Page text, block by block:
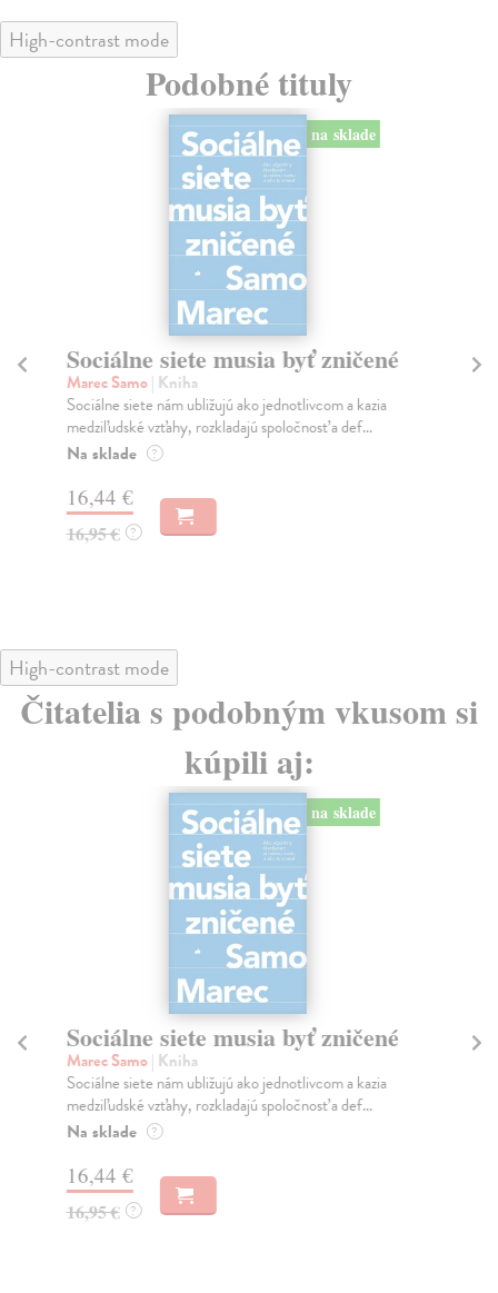
High-contrast mode
Podobné tituly
na sklade
Sociálne siete musia byť zničené
Marec Samo| Kniha
Sociálne siete nám ubližujú ako jednotlivcom a kazia
medziľudské vzťahy, rozkladajú spoločnosť a def...
Na sklade ?
16,44 €
16,95 € ?
High-contrast mode
Čitatelia s podobným vkusom si
kúpili aj:
na sklade
Sociálne siete musia byť zničené
Marec Samo| Kniha
Sociálne siete nám ubližujú ako jednotlivcom a kazia
medziľudské vzťahy, rozkladajú spoločnosť a def...
Na sklade ?
16,44 €
16,95 € ?